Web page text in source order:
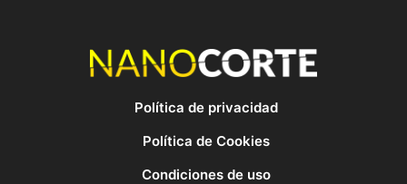
Política de privacidad
Política de Cookies
Condiciones de uso